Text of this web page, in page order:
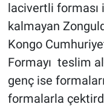
lacivertli forması
kalmayan
Kongo
Formayı teslim
genç ise
formalarla